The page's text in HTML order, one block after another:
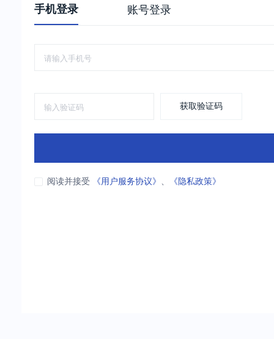
手机登录 账号登录
获取验证码
阅读并接受 《用户服务协议》 、 《隐私政策》